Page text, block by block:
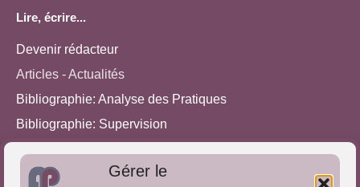
Gérer le
Lire, écrire...
Devenir rédacteur
Articles - Actualités
Bibliographie: Analyse des Pratiques
Bibliographie: Supervision
Approches de l'Analyse des pratiques